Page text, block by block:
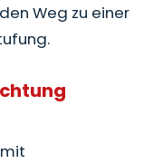
Weg zu einer